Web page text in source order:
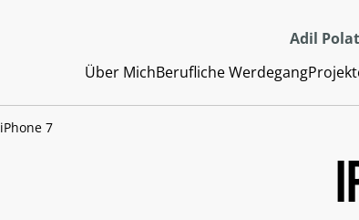
Adil Polat
Über MichBerufliche Werdegang
iPhone 7